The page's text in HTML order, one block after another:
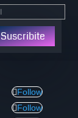
Suscribite
Follow
Follow